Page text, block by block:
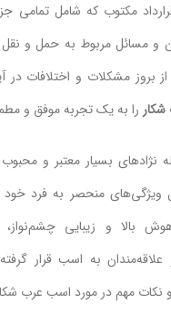
مکتوب که شامل تمامی
و مسائل مربوط به حمل و
بروز مشکلات و اختلافات در
را به یک تجربه موفق و
نژادهای بسیار معتبر و
ویژگی‌های منحصر به فرد
بالا و زیبایی
علاقه‌مندان به اسب قرار
نکات مهم در مورد اسب عرب